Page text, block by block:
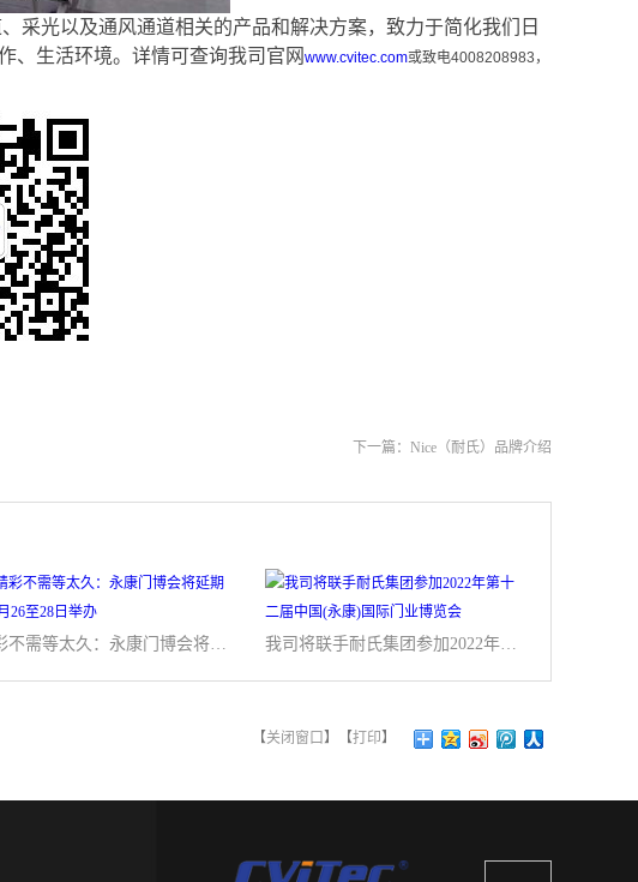
采光以及通风通道相关的产品和解决方案，致力于简化我们日
、生活环境。详情可查询我司官网 www.cvitec.com或致电4008208983，
下一篇： Nice（耐氏）品牌介绍
【关闭窗口 】【打印】